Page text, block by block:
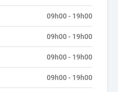
09h00 - 19h00
09h00 - 19h00
09h00 - 19h00
09h00 - 19h00